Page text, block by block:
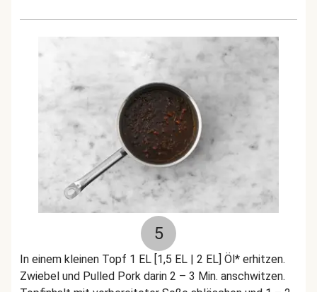
5
In einem kleinen Topf 1 EL [1,5 EL | 2 EL] Öl* erhitzen.
Zwiebel und Pulled Pork darin 2 – 3 Min. anschwitzen.